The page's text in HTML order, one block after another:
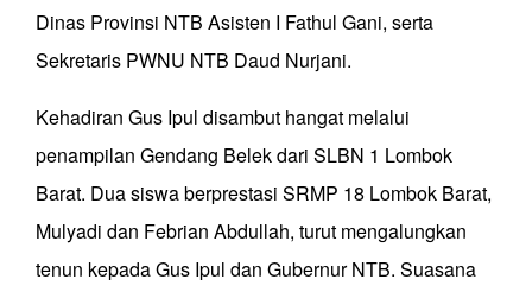
Dinas Provinsi NTB Asisten I Fathul Gani, serta
Sekretaris PWNU NTB Daud Nurjani.
Kehadiran Gus Ipul disambut hangat melalui
penampilan Gendang Belek dari SLBN 1 Lombok
Barat. Dua siswa berprestasi SRMP 18 Lombok Barat,
Mulyadi dan Febrian Abdullah, turut mengalungkan
tenun kepada Gus Ipul dan Gubernur NTB. Suasana